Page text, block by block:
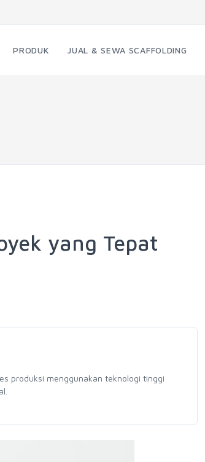
PRODUK JUAL & SEWA SCAFFOLDING
yang Tepat
produksi menggunakan teknologi tinggi